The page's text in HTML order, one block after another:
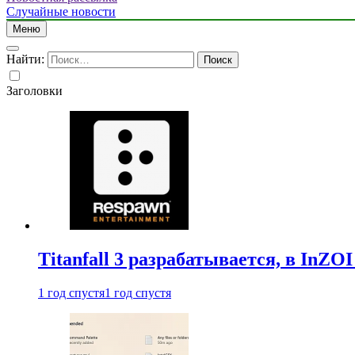
Случайные новости
Меню
Найти:
Заголовки
Titanfall 3 разрабатывается, в
1 год спустя1 год спустя